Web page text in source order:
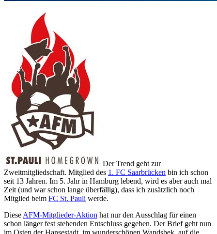
Der Trend geht zur
Zweitmitgliedschaft. Mitglied des 1. FC Saarbrücken bin ich schon
seit 13 Jahren. Im 5. Jahr in Hamburg lebend, wird es aber auch mal
Zeit (und war schon lange überfällig), dass ich zusätzlich noch
Mitglied beim FC St. Pauli werde.
Diese AFM-Mitglieder-Aktion hat nur den Ausschlag für einen
schon länger fest stehenden Entschluss gegeben. Der Brief geht nun
im Osten der Hansestadt, im wunderschönen Wandsbek, auf die